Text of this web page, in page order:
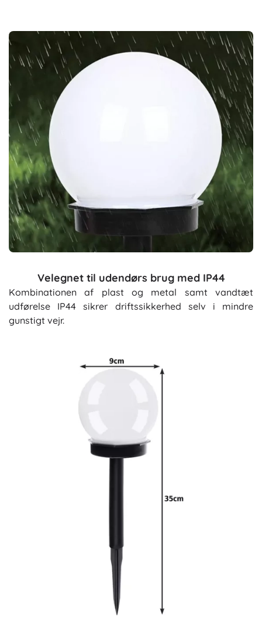
Velegnet til udendørs brug med IP44
Kombinationen af plast og metal samt vandtæt
udførelse IP44 sikrer driftssikkerhed selv i mindre
gunstigt vejr.